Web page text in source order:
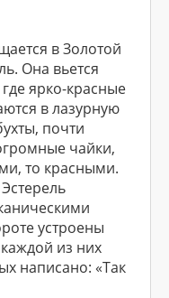
в Золотой
Она вьется
ярко-красные
в лазурную
почти
чайки,
то красными.
устроены
из них
написано: «Так